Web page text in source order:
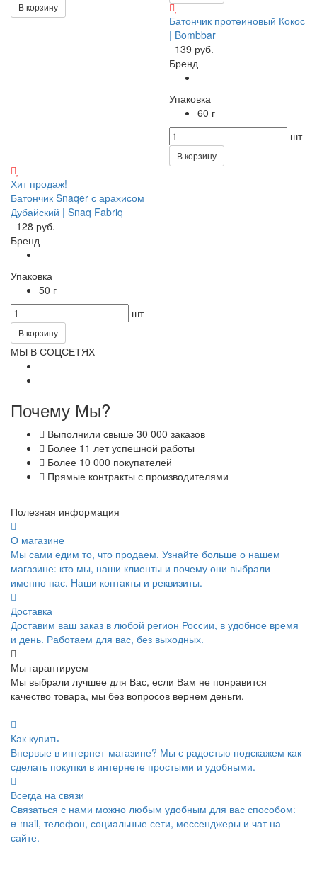
В корзину
Батончик протеиновый Кокос
| Bombbar
139 руб.
Бренд
Упаковка
60 г
шт
В корзину
Хит продаж!
Батончик Snaqer с арахисом
Дубайский | Snaq Fabriq
128 руб.
Бренд
Упаковка
50 г
шт
В корзину
МЫ В СОЦСЕТЯХ
Почему Мы?
Выполнили свыше 30 000 заказов
Более 11 лет успешной работы
Более 10 000 покупателей
Прямые контракты с производителями
Полезная информация
О магазине
Мы сами едим то, что продаем. Узнайте больше о нашем
магазине: кто мы, наши клиенты и почему они выбрали
именно нас. Наши контакты и реквизиты.
Доставка
Доставим ваш заказ в любой регион России, в удобное время
и день. Работаем для вас, без выходных.
Мы гарантируем
Мы выбрали лучшее для Вас, если Вам не понравится
качество товара, мы без вопросов вернем деньги.
Как купить
Впервые в интернет-магазине? Мы с радостью подскажем как
сделать покупки в интернете простыми и удобными.
Всегда на связи
Связаться с нами можно любым удобным для вас способом:
e-mail, телефон, социальные сети, мессенджеры и чат на
сайте.